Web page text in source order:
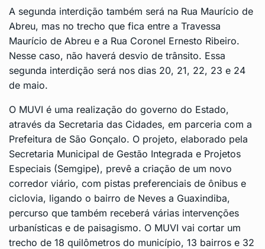
A segunda interdição também será na Rua Maurício de
Abreu, mas no trecho que fica entre a Travessa
Maurício de Abreu e a Rua Coronel Ernesto Ribeiro.
Nesse caso, não haverá desvio de trânsito. Essa
segunda interdição será nos dias 20, 21, 22, 23 e 24
de maio.
O MUVI é uma realização do governo do Estado,
através da Secretaria das Cidades, em parceria com a
Prefeitura de São Gonçalo. O projeto, elaborado pela
Secretaria Municipal de Gestão Integrada e Projetos
Especiais (Semgipe), prevê a criação de um novo
corredor viário, com pistas preferenciais de ônibus e
ciclovia, ligando o bairro de Neves a Guaxindiba,
percurso que também receberá várias intervenções
urbanísticas e de paisagismo. O MUVI vai cortar um
trecho de 18 quilômetros do município, 13 bairros e 32